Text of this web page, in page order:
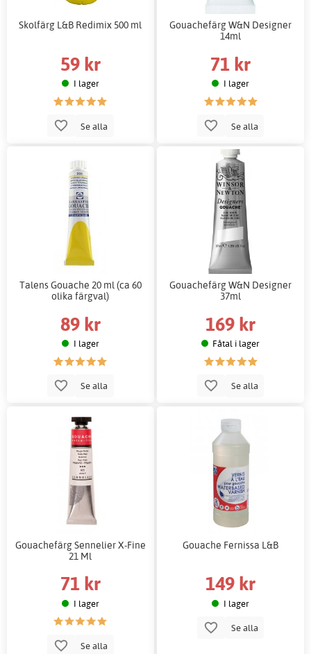
Skolfärg L&B Redimix 500 ml
59 kr
I lager
Se alla
Gouachefärg W&N Designer
14ml
71 kr
I lager
Se alla
Talens Gouache 20 ml (ca 60
olika färgval)
89 kr
I lager
Se alla
Gouachefärg W&N Designer
37ml
169 kr
Fåtal i lager
Se alla
Gouachefärg Sennelier X-Fine
21 Ml
71 kr
I lager
Se alla
Gouache Fernissa L&B
149 kr
I lager
Se alla